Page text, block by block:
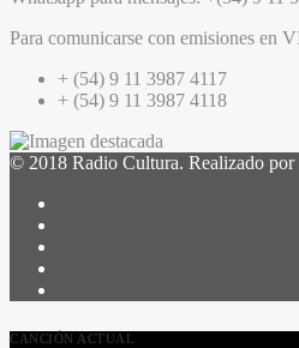
Para comunicarse con emisiones en
+ (54) 9 11 3987 4117
+ (54) 9 11 3987 4118
© 2018 Radio Cultura. Realizado por
CANCIÓN ACTUAL